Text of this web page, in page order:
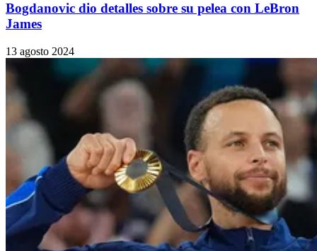
Bogdanovic dio detalles sobre su pelea con LeBron
James
13 agosto 2024